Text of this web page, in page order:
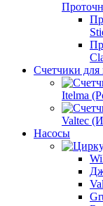
Счетчики для
Itelma
Valtec
Насосы